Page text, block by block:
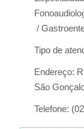
/
Tipo de
Endereço:
São
Telefone: